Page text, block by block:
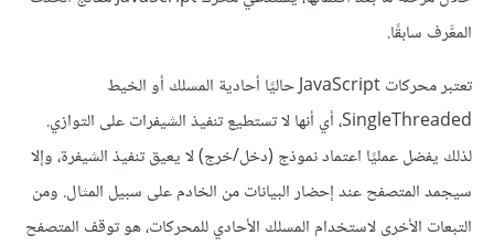
المعَّرف سابقًا.
تعتبر محركات JavaScript حاليًا أحادية المسلك أو الخيط
SingleThreaded، أي أنها لا تستطيع تنفيذ الشيفرات على التوازي.
لذلك يفضل عمليًا اعتماد نموذج (دخل/خرج) لا يعيق تنفيذ الشيفرة، وإلا
سيجمد المتصفح عند إحضار البيانات من الخادم على سبيل المثال. ومن
التبعات الأخرى لاستخدام المسلك الأحادي للمحركات، هو توقف المتصفح